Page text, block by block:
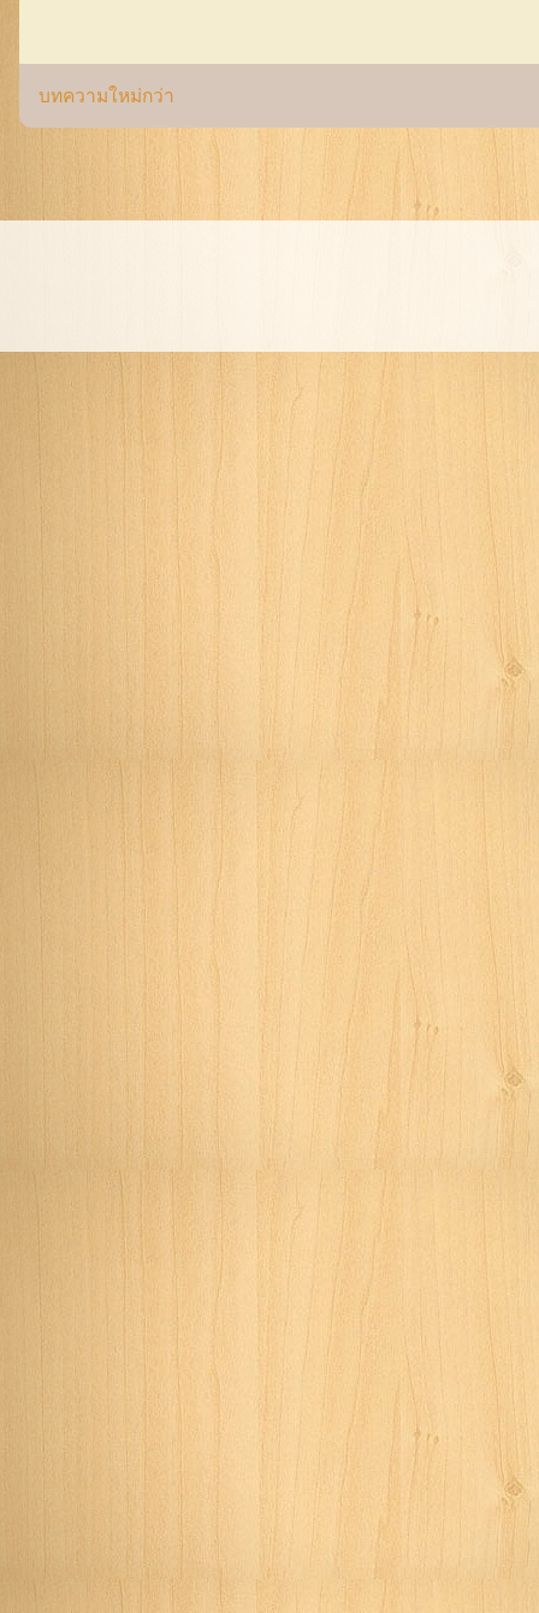
บทความใหม่กว่า